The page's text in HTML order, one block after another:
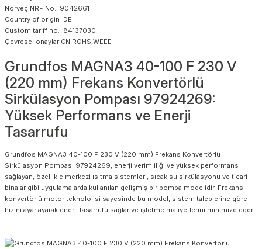
Norveç NRF No. 9042661
Country of origin DE
Custom tariff no. 84137030
Çevresel onaylar CN ROHS,WEEE
Grundfos MAGNA3 40-100 F 230 V
(220 mm) Frekans Konvertörlü
Sirkülasyon Pompası 97924269:
Yüksek Performans ve Enerji
Tasarrufu
Grundfos MAGNA3 40-100 F 230 V (220 mm) Frekans Konvertörlü
Sirkülasyon Pompası 97924269, enerji verimliliği ve yüksek performans
sağlayan, özellikle merkezi ısıtma sistemleri, sıcak su sirkülasyonu ve ticari
binalar gibi uygulamalarda kullanılan gelişmiş bir pompa modelidir. Frekans
konvertörlü motor teknolojisi sayesinde bu model, sistem taleplerine göre
hızını ayarlayarak enerji tasarrufu sağlar ve işletme maliyetlerini minimize eder.